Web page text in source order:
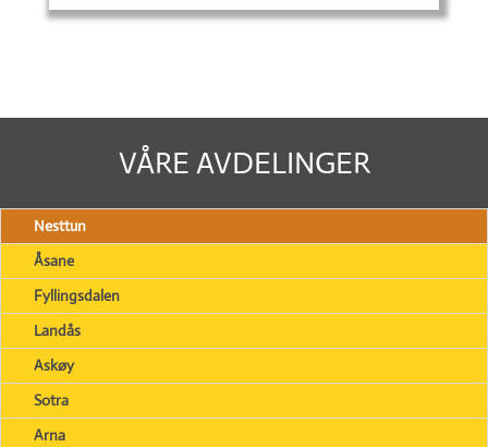
VÅRE AVDELINGER
Nesttun
Åsane
Fyllingsdalen
Landås
Askøy
Sotra
Arna